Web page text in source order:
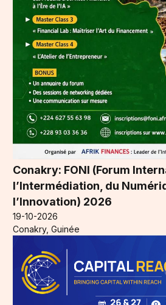
Conakry: FONI (Forum
l’Intermédiation, du
l’Innovation) 2026
19-10-2026
Conakry, Guinée